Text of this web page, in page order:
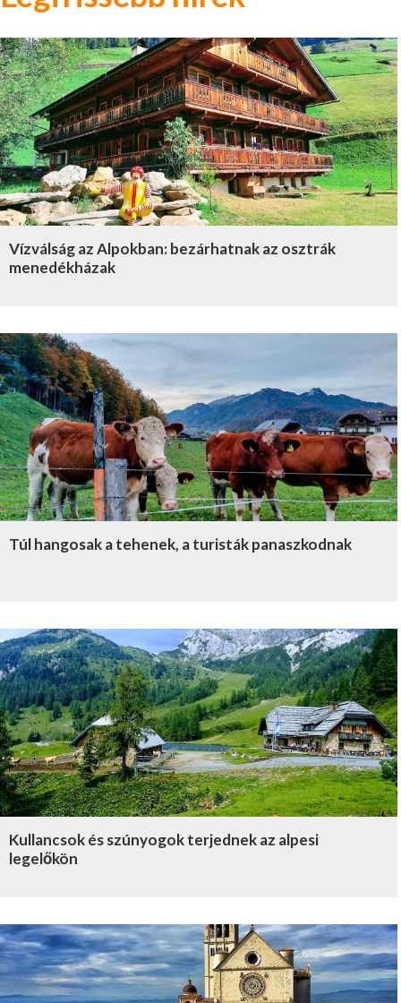
Vízválság az Alpokban: bezárhatnak az osztrák
menedékházak
Túl hangosak a tehenek, a turisták panaszkodnak
Kullancsok és szúnyogok terjednek az alpesi
legelőkön